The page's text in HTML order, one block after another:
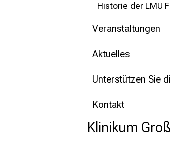
Historie der LMU
Veranstaltungen
Aktuelles
Unterstützen Sie
Kontakt
Klinikum